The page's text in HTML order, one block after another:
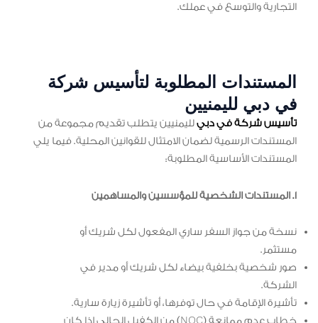
التجارية والتوسع في عملك.
المستندات المطلوبة لتأسيس شركة
في دبي لليمنيين
تأسيس شركة في دبيلليمنيين يتطلب تقديم مجموعة من
المستندات الرسمية لضمان الامتثال للقوانين المحلية. فيما يلي
المستندات الأساسية المطلوبة:
1. المستندات الشخصية للمؤسسين والمساهمين
نسخة من جواز السفر ساري المفعول لكل شريك أو
مستثمر.
صور شخصية بخلفية بيضاء لكل شريك أو مدير في
الشركة.
تأشيرة الإقامة في حال توفرها، أو تأشيرة زيارة سارية.